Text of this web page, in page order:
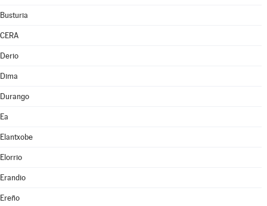
Busturia
CERA
Derio
Dima
Durango
Ea
Elantxobe
Elorrio
Erandio
Ereño